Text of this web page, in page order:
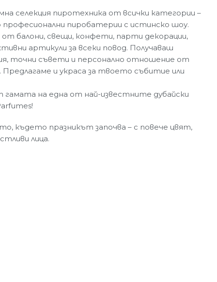
селекция пиротехника от всички категории –
пиробатерии с истинско шоу.
от балони, свещи, конфети, парти декорации,
артикули за всеки повод. Получаваш
точни съвети и персонално отношение от
и украса за твоето събитие или
гамата на една от най-известните дубайски
където празникът започва – с повече цвят,
лица.